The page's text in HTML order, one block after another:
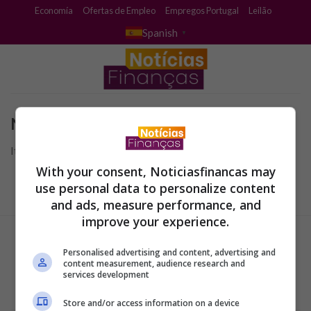
content
Economía Ofertas de Empleo Empregos Portugal Leilão
Spanish ▼
No se Encontró
It seems we can’t find what you’re looking for.
With your consent, Noticiasfinancas may
use personal data to personalize content
and ads, measure performance, and
improve your experience.
Personalised advertising and content, advertising and
content measurement, audience research and
services development
Store and/or access information on a device